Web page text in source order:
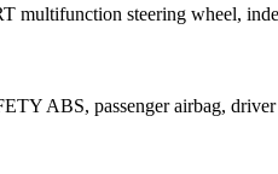
steering wheel,
ABS, passenger airbag,